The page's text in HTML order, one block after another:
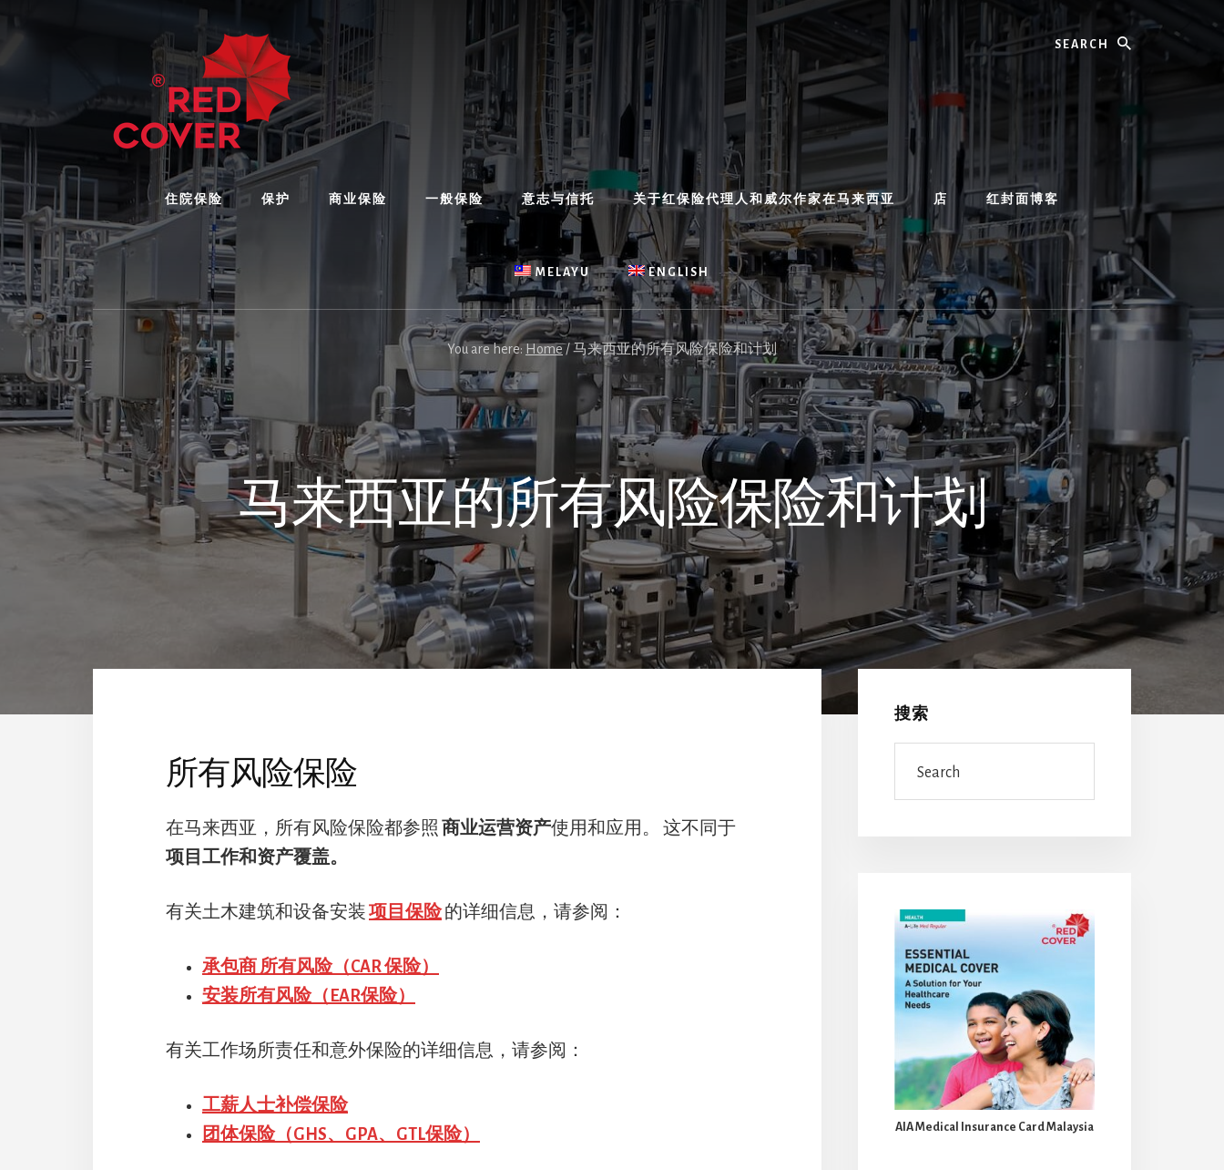
sidebar
Search
住院保险 保护 商业保险 一般保险 意志与信托 关于红保险代理人和威尔作家在马来西亚 店 红封面博客
MELAYU ENGLISH
You are here: Home/马来西亚的所有风险保险和计划
马来西亚的所有风险保险和计划
所有风险保险
在马来西亚，所有风险保险都参照 商业运营资产使用和应用。 这不同于
项目工作和资产覆盖。
有关土木建筑和设备安装 项目保险的详细信息，请参阅：
承包商 所有风险（CAR 保险）
安装所有风险（EAR保险）
有关工作场所责任和意外保险的详细信息，请参阅：
工薪人士补偿保险
团体保险（GHS、GPA、GTL保险）
Primary
Sidebar
搜索
AIA Medical Insurance Card Malaysia